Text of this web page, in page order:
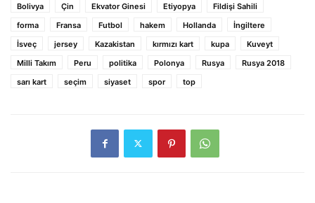
Bolivya
Çin Ekvator Ginesi Etiyopya
Fildişi Sahili
forma
Fransa Futbol hakem Hollanda
İngiltere
İsveç
jersey Kazakistan kırmızı kart kupa
Kuveyt
Milli Takım
Peru politika Polonya Rusya
Rusya 2018
sarı kart
seçim siyaset spor top